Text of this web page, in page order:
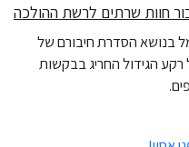
בנושא הסדרת חיבורם של
הגידול החריג בבקשות